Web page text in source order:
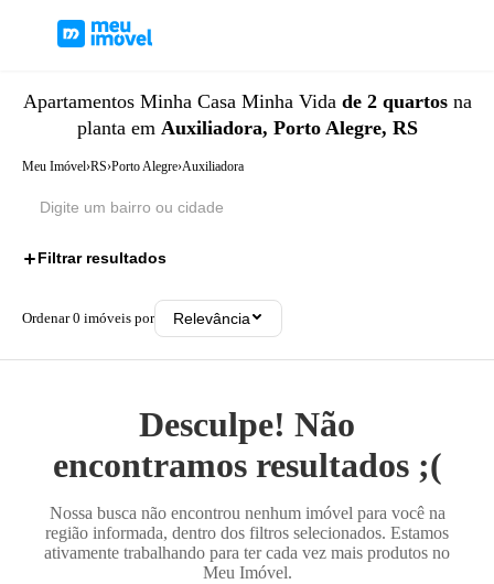
Apartamentos Minha Casa Minha Vida de 2 quartosna
planta em Auxiliadora, Porto Alegre, RS
Meu Imóvel›RS›Porto Alegre›Auxiliadora
Filtrar resultados
Ordenar0 imóveis por Relevância
Desculpe! Não
encontramos resultados ;(
Nossa busca não encontrou nenhum imóvel para você na
região informada, dentro dos filtros selecionados. Estamos
ativamente trabalhando para ter cada vez mais produtos no
Meu Imóvel.